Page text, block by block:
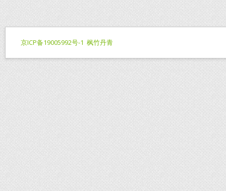
京ICP备19005992号-1 枫竹丹青